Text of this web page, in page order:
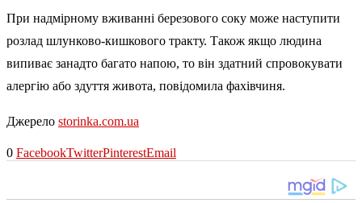
При надмірному вживанні березового соку може наступити
розлад шлунково-кишкового тракту. Також якщо людина
випиває занадто багато напою, то він здатний спровокувати
алергію або здуття живота, повідомила фахівчиня.
Джерело storinka.com.ua
0 FacebookTwitterPinterestEmail